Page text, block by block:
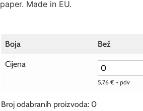
paper. Made in EU.
Boja Bež
Cijena
5,76 € + pdv
Broj odabranih proizvoda: 0